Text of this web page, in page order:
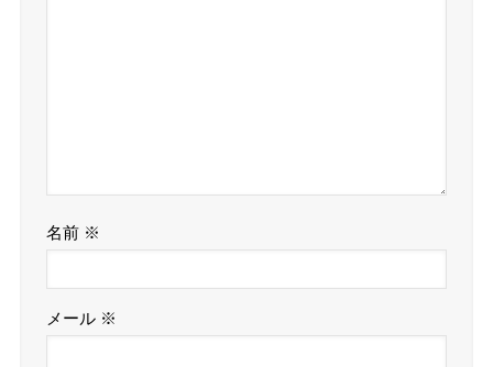
名前 ※
メール ※